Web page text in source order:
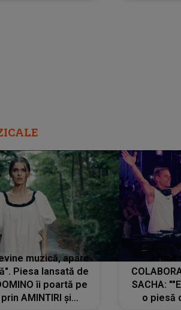
muzică, apare
Piesa lansată de
îi poartă pe
AMINTIRI și
SACHA:
o piesă